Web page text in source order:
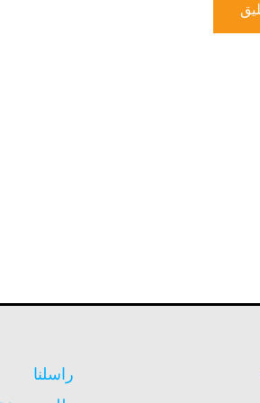
راسلنا